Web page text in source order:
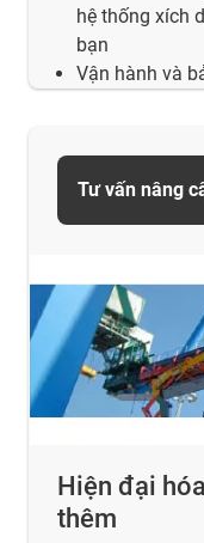
hệ thống xích
bạn
Vận hành và
Hiện đại
thêm
Tư vấn nâng